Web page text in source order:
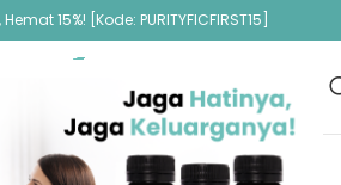
15%! [Kode: PURITYFICFIRST15]